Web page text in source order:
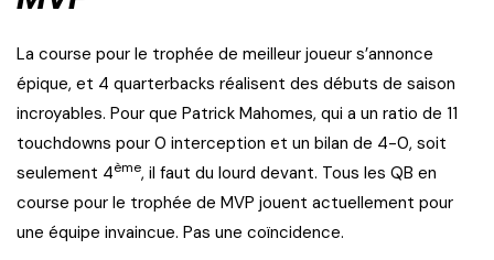
La course pour le trophée de meilleur joueur s’annonce
épique, et 4 quarterbacks réalisent des débuts de saison
incroyables. Pour que Patrick Mahomes, qui a un ratio de 11
touchdowns pour 0 interception et un bilan de 4-0, soit
seulement 4ème, il faut du lourd devant. Tous les QB en
course pour le trophée de MVP jouent actuellement pour
une équipe invaincue. Pas une coïncidence.